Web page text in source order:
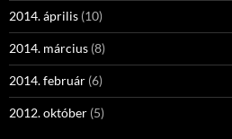
2014. április (10)
2014. március (8)
2014. február (6)
2012. október (5)